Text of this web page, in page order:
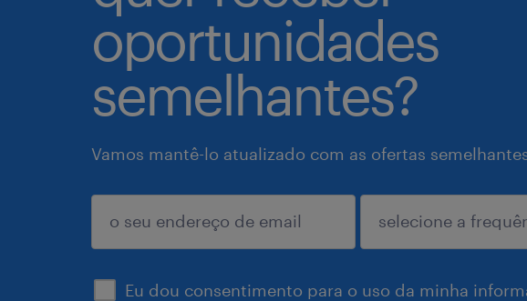
oportunidades
semelhantes?
Vamos mantê-lo atualizado com as ofertas
Eu dou consentimento para o uso da minha
enviar